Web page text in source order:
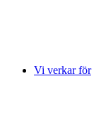
Vi verkar för